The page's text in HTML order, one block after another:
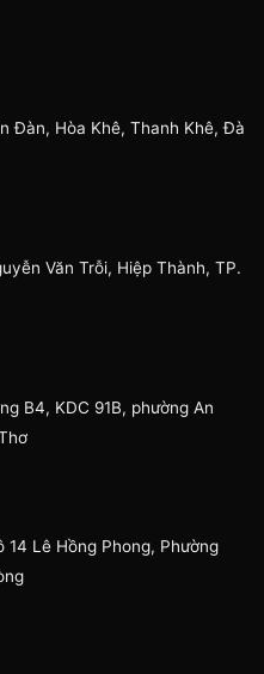
Đàn, Hòa Khê, Thanh Khê, Đà
Văn Trỗi, Hiệp Thành, TP.
B4, KDC 91B, phường An
14 Lê Hồng Phong, Phường